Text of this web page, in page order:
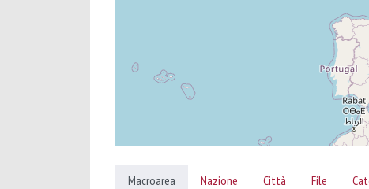
Macroarea Nazione Città File